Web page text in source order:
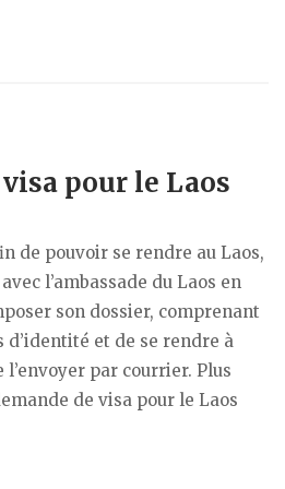
pour le Laos
de pouvoir se rendre au Laos,
l’ambassade du Laos en
son dossier, comprenant
et de se rendre à
l’envoyer par courrier. Plus
de visa pour le Laos